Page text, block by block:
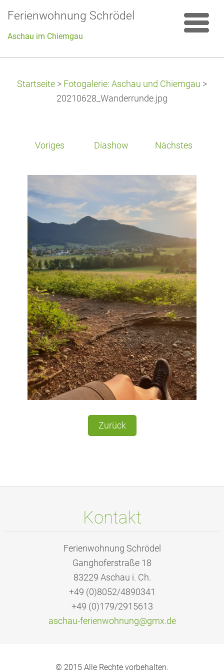
Ferienwohnung Schrödel
Aschau im Chiemgau
Startseite > Fotogalerie: Aschau und Chiemgau >
20210628_Wanderrunde.jpg
Voriges Diashow Nächstes
Zurück
Kontakt
Ferienwohnung Schrödel
Ganghoferstraße 18
83229 Aschau i. Ch.
+49 (0)8052/4890341
+49 (0)179/2915613
aschau-ferienwohnung@gmx.de
© 2015 Alle Rechte vorbehalten.